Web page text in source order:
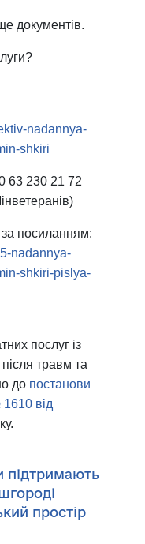
документів.
nadannya-
shkiri
63 230 21 72
посиланням:
nadannya-
shkiri-pislya-
послуг із
після травм та
до постанови
1610 від
підтримають
простір